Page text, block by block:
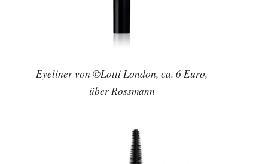
Eyeliner von ©Lotti London, ca. 6 Euro,
über Rossmann